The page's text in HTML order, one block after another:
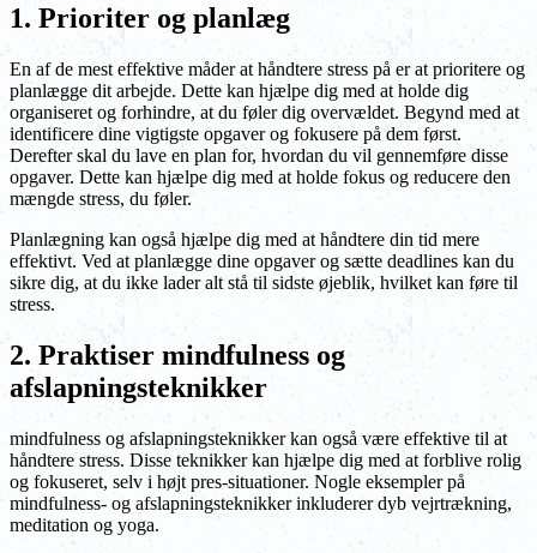
1. Prioriter og planlæg
En af de mest effektive måder at håndtere stress på er at prioritere og
planlægge dit arbejde. Dette kan hjælpe dig med at holde dig
organiseret og forhindre, at du føler dig overvældet. Begynd med at
identificere dine vigtigste opgaver og fokusere på dem først.
Derefter skal du lave en plan for, hvordan du vil gennemføre disse
opgaver. Dette kan hjælpe dig med at holde fokus og reducere den
mængde stress, du føler.
Planlægning kan også hjælpe dig med at håndtere din tid mere
effektivt. Ved at planlægge dine opgaver og sætte deadlines kan du
sikre dig, at du ikke lader alt stå til sidste øjeblik, hvilket kan føre til
stress.
2. Praktiser mindfulness og
afslapningsteknikker
mindfulness og afslapningsteknikker kan også være effektive til at
håndtere stress. Disse teknikker kan hjælpe dig med at forblive rolig
og fokuseret, selv i højt pres-situationer. Nogle eksempler på
mindfulness- og afslapningsteknikker inkluderer dyb vejrtrækning,
meditation og yoga.